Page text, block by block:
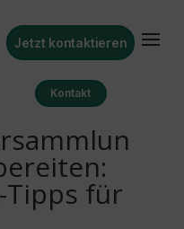
Jetzt kontaktieren
Kontakt
Tipps für